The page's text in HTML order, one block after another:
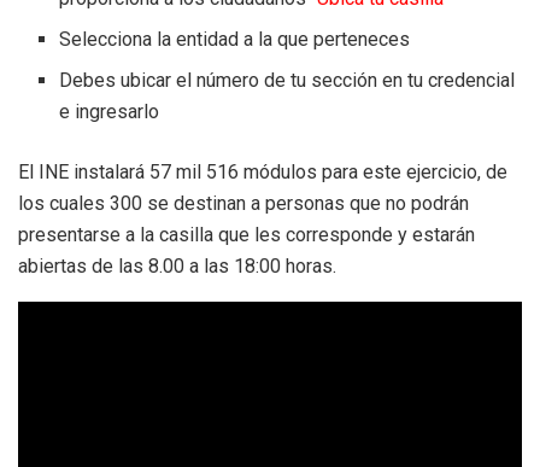
Selecciona la entidad a la que perteneces
Debes ubicar el número de tu sección en tu credencial
e ingresarlo
El INE instalará 57 mil 516 módulos para este ejercicio, de
los cuales 300 se destinan a personas que no podrán
presentarse a la casilla que les corresponde y estarán
abiertas de las 8.00 a las 18:00 horas.